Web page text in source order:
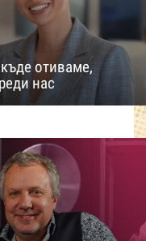
отиваме,
нас